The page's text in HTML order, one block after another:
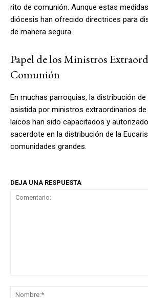
rito de comunión. Aunque estas
diócesis han ofrecido directrices para
de manera segura.
Papel de los Ministros
Comunión
En muchas parroquias, la distribución
asistida por ministros extraordinarios
laicos han sido capacitados y
sacerdote en la distribución de la
comunidades grandes.
DEJA UNA RESPUESTA